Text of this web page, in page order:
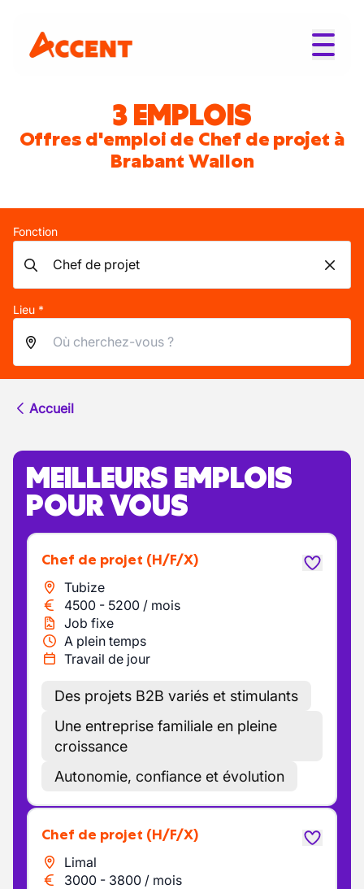
3 EMPLOIS
Offres d'emploi de Chef de projet à
Brabant Wallon
Fonction
Lieu *
Accueil
MEILLEURS EMPLOIS
POUR VOUS
Chef de projet (H/F/X)
Tubize
4500 - 5200 / mois
Job fixe
A plein temps
Travail de jour
Des projets B2B variés et stimulants
Une entreprise familiale en pleine
croissance
Autonomie, confiance et évolution
Chef de projet (H/F/X)
Limal
3000 - 3800 / mois